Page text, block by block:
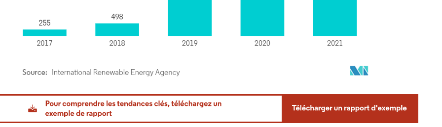
Intelligence. La réutilisation nécessite une attribution sous CC BY 4.0.